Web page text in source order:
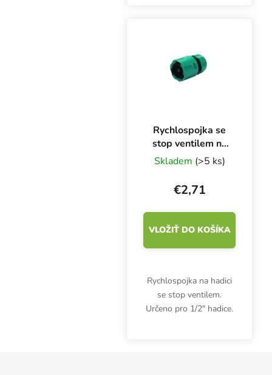
Rychlospojka se
stop ventilem na
1/2″ hadici
Skladem (>5 ks)
€2,71
VLOŽIŤ DO KOŠÍKA
Rychlospojka na hadici
se stop ventilem.
Určeno pro 1/2″ hadice.